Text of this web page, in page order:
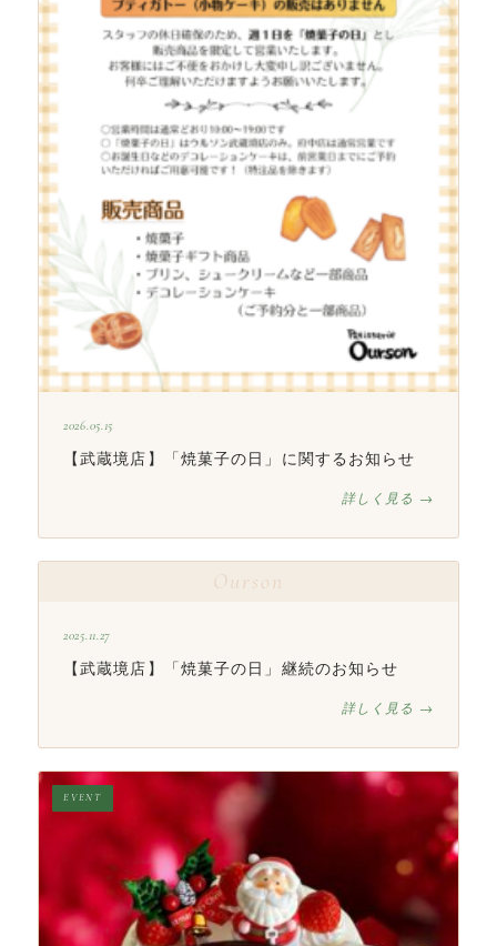
2026.05.15
【武蔵境店】「焼菓子の日」に関するお知らせ
詳しく見る →
Ourson
2025.11.27
【武蔵境店】「焼菓子の日」継続のお知らせ
詳しく見る →
EVENT